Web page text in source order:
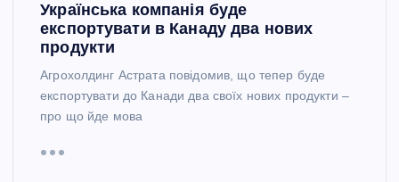
Українська компанія буде
експортувати в Канаду два нових
продукти
Агрохолдинг Астрата повідомив, що тепер буде
експортувати до Канади два своїх нових продукти –
про що йде мова